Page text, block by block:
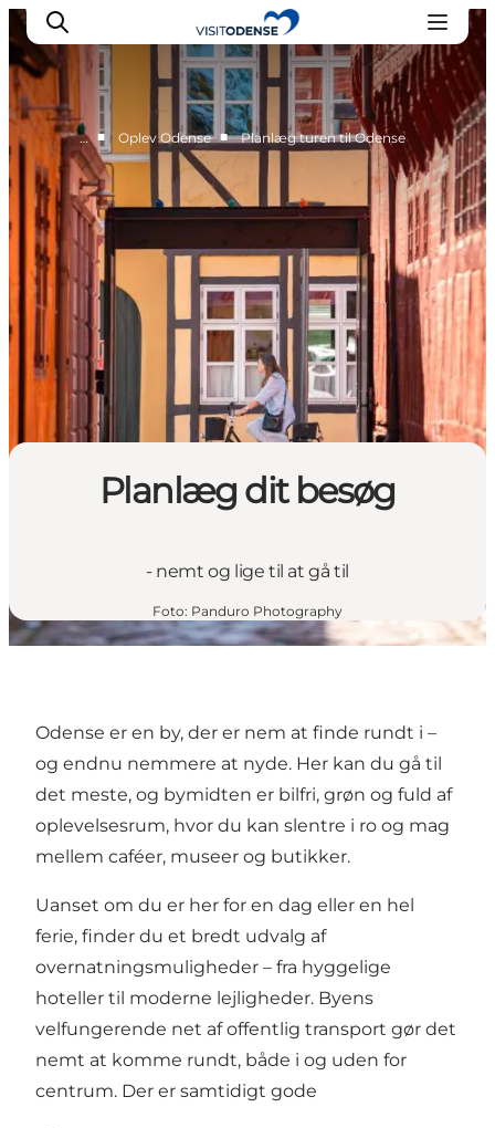
Oplev Odense
Det sker i Odense
Planlæg din tur
Inspiration
… ■ Oplev Odense ■ Planlæg turen til Odense
Planlæg dit besøg
- nemt og lige til at gå til
Foto: Panduro Photography
Odense er en by, der er nem at finde rundt i –
og endnu nemmere at nyde. Her kan du gå til
det meste, og bymidten er bilfri, grøn og fuld af
oplevelsesrum, hvor du kan slentre i ro og mag
mellem caféer, museer og butikker.
Uanset om du er her for en dag eller en hel
ferie, finder du et bredt udvalg af
overnatningsmuligheder – fra hyggelige
hoteller til moderne lejligheder. Byens
velfungerende net af offentlig transport gør det
nemt at komme rundt, både i og uden for
centrum. Der er samtidigt gode